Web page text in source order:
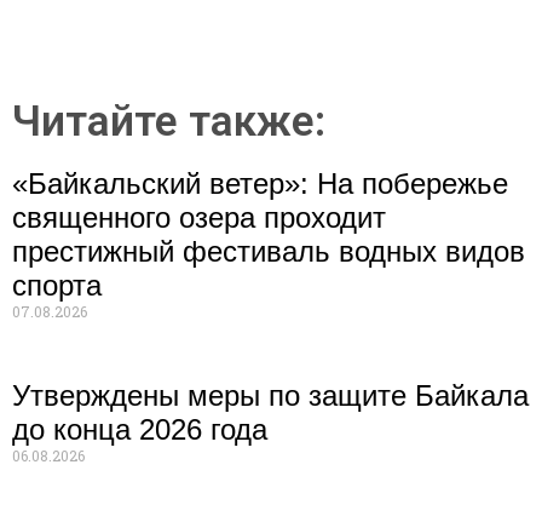
Читайте также:
«Байкальский ветер»: На побережье
священного озера проходит
престижный фестиваль водных видов
спорта
07.08.2026
Утверждены меры по защите Байкала
до конца 2026 года
06.08.2026